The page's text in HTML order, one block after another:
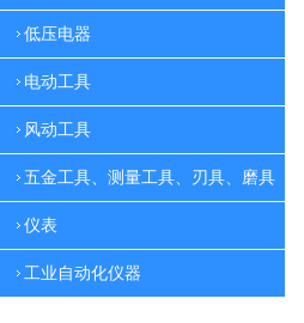
低压电器
电动工具
风动工具
五金工具、测量工具、刃具、磨具
仪表
工业自动化仪器